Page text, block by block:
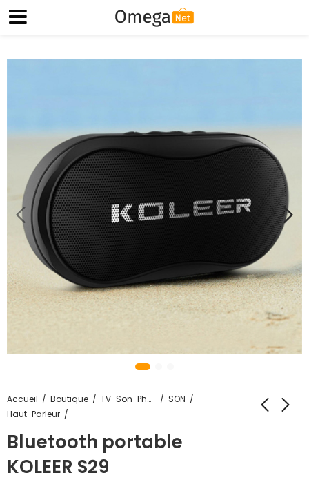
Accueil Boutique TV-Son-Photos
SON
Haut-Parleur
Bluetooth portable
KOLEER S29